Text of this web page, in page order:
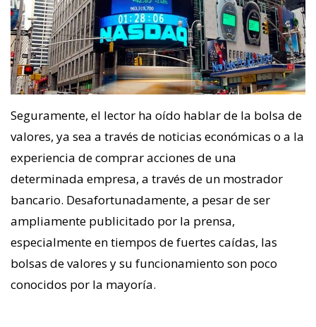
Seguramente, el lector ha oído hablar de la bolsa de
valores, ya sea a través de noticias económicas o a la
experiencia de comprar acciones de una
determinada empresa, a través de un mostrador
bancario. Desafortunadamente, a pesar de ser
ampliamente publicitado por la prensa,
especialmente en tiempos de fuertes caídas, las
bolsas de valores y su funcionamiento son poco
conocidos por la mayoría.